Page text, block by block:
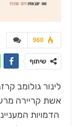
960
שיתוף
אשת קריירה
הדמויות